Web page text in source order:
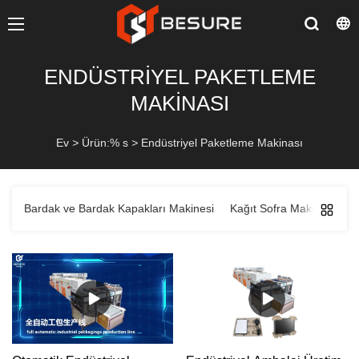
ENDÜSTRIYEL PAKETLEME
MAKINASI
Ev > Ürün:% s > Endüstriyel Paketleme Makinası
Bardak ve Bardak Kapakları Makinesi Kağıt Sofra Makinası